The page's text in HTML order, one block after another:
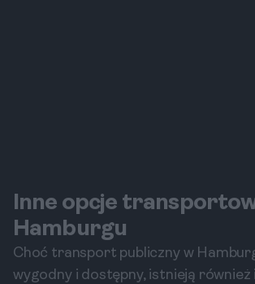
Inne opcje
Hamburgu
Choć transport publiczny w
wygodny i dostępny, istnieją również